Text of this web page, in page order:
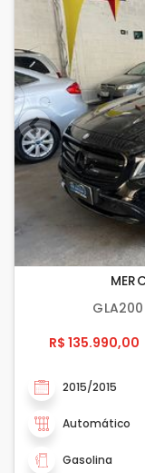
GLA200
R$ 135.990,00
2015/2015
Automático
Gasolina